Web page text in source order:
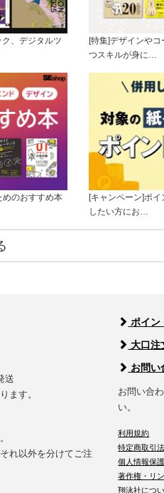
、デジタルツ
[特集]デザインや
つスキルが身に…
めのおすすめ本
[キャンペーン]ポ
したい方にお…
送
ます。
れ以外を分けてご注
ポイン
大口注
お問い
お問い合
い。
利用規約
特定商取引
個人情報保
著作権・リ
翔泳社につ